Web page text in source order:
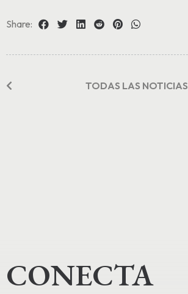
Share:
TODAS LAS NOTICIAS
CONECTA